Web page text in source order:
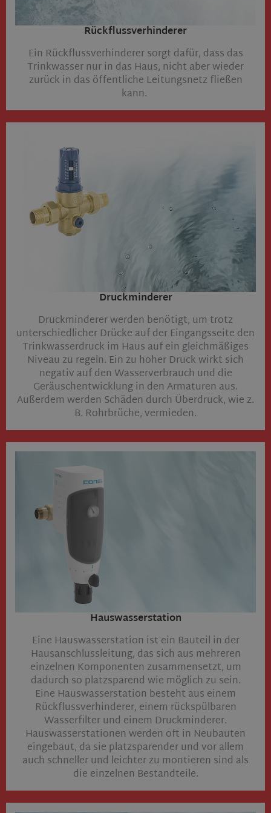
Rückflussverhinderer​
Ein Rückflussverhinderer sorgt dafür, dass das
Trinkwasser nur in das Haus, nicht aber wieder
zurück in das öffentliche Leitungsnetz fließen
kann.
Druckminderer​
Druckminderer werden benötigt, um trotz
unterschiedlicher Drücke auf der Eingangsseite den
Trinkwasserdruck im Haus auf ein gleichmäßiges
Niveau zu regeln. Ein zu hoher Druck wirkt sich
negativ auf den Wasserverbrauch und die
Geräuschentwicklung in den Armaturen aus.
Außerdem werden Schäden durch Überdruck, wie z.
B. Rohrbrüche, vermieden.
Hauswasserstation
Eine Hauswasserstation ist ein Bauteil in der
Hausanschlussleitung, das sich aus mehreren
einzelnen Komponenten zusammensetzt, um
dadurch so platzsparend wie möglich zu sein.
Eine Hauswasserstation besteht aus einem
Rückflussverhinderer, einem rückspülbaren
Wasserfilter und einem Druckminderer.
Hauswasserstationen werden oft in Neubauten
eingebaut, da sie platzsparender und vor allem
auch schneller und leichter zu montieren sind als
die einzelnen Bestandteile.